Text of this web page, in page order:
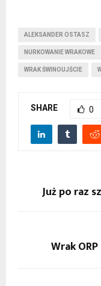
ALEKSANDER OSTASZ
NURKOWANIE WRAKOWE
WRAK ŚWINOUJŚCIE
SHARE 0
Już po raz
Wrak